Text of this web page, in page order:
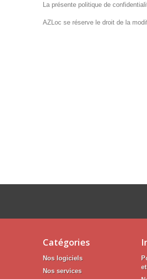
La présente politique de
AZLoc se réserve le droit de la
Catégories
Nos logiciels
Nos services